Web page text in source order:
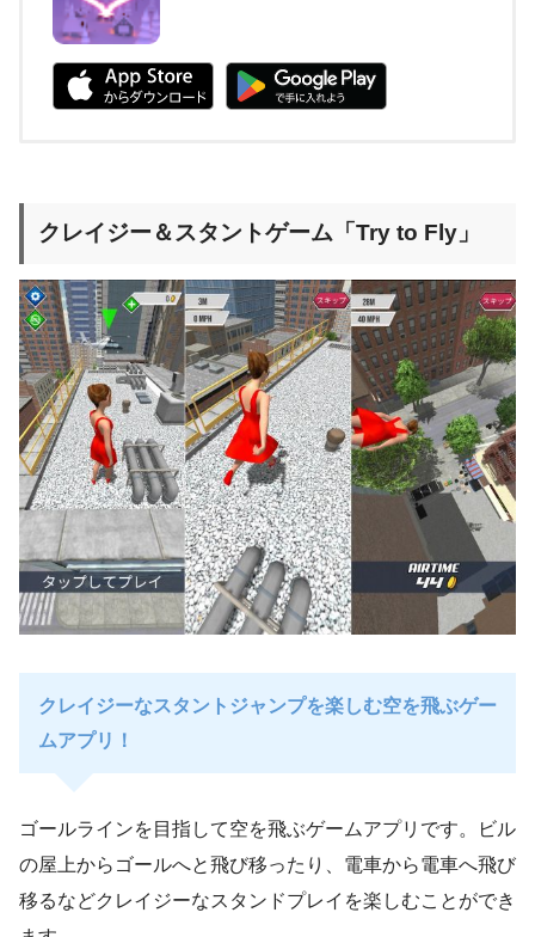
クレイジー＆スタントゲーム「Try to Fly」
クレイジーなスタントジャンプを楽しむ空を飛ぶゲー
ムアプリ！
ゴールラインを目指して空を飛ぶゲームアプリです。ビル
の屋上からゴールへと飛び移ったり、電車から電車へ飛び
移るなどクレイジーなスタンドプレイを楽しむことができ